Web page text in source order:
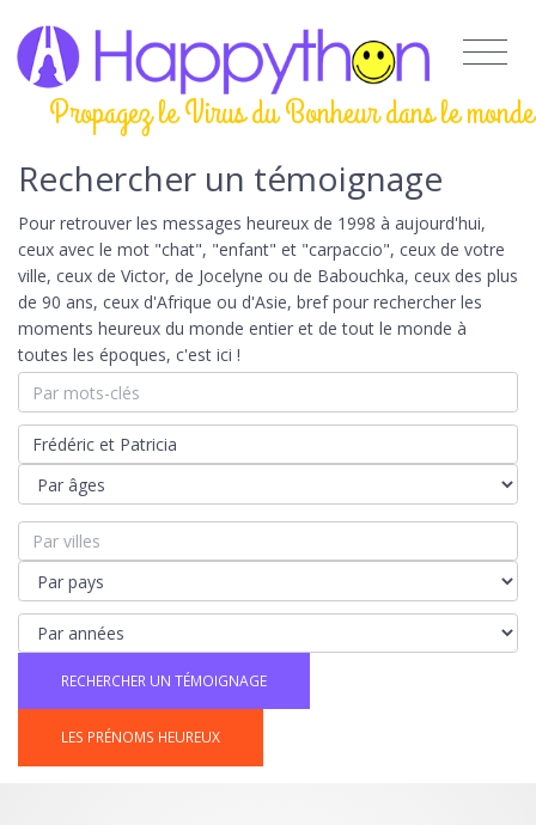
Propagez le Virus du Bonheur dans le monde
Rechercher un témoignage
Pour retrouver les messages heureux de 1998 à aujourd'hui,
ceux avec le mot "chat", "enfant" et "carpaccio", ceux de votre
ville, ceux de Victor, de Jocelyne ou de Babouchka, ceux des plus
de 90 ans, ceux d'Afrique ou d'Asie, bref pour rechercher les
moments heureux du monde entier et de tout le monde à
toutes les époques, c'est ici !
LES PRÉNOMS HEUREUX